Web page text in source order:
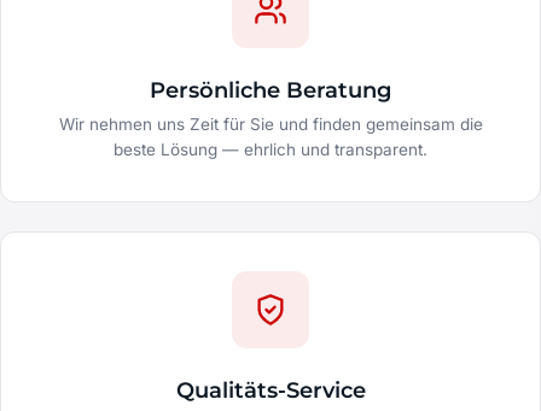
Persönliche Beratung
Wir nehmen uns Zeit für Sie und finden gemeinsam die
beste Lösung — ehrlich und transparent.
Qualitäts-Service